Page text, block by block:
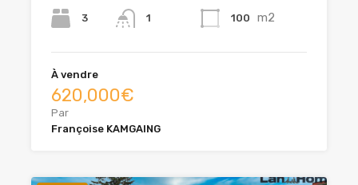
3 1 100 m2
À vendre
620,000€
Par
Françoise KAMGAING